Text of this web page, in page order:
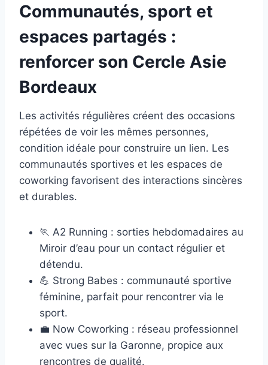
Communautés, sport et
espaces partagés :
renforcer son Cercle Asie
Bordeaux
Les activités régulières créent des occasions
répétées de voir les mêmes personnes,
condition idéale pour construire un lien. Les
communautés sportives et les espaces de
coworking favorisent des interactions sincères
et durables.
🏃 A2 Running : sorties hebdomadaires au
Miroir d’eau pour un contact régulier et
détendu.
💪 Strong Babes : communauté sportive
féminine, parfait pour rencontrer via le
sport.
💼 Now Coworking : réseau professionnel
avec vues sur la Garonne, propice aux
rencontres de qualité.